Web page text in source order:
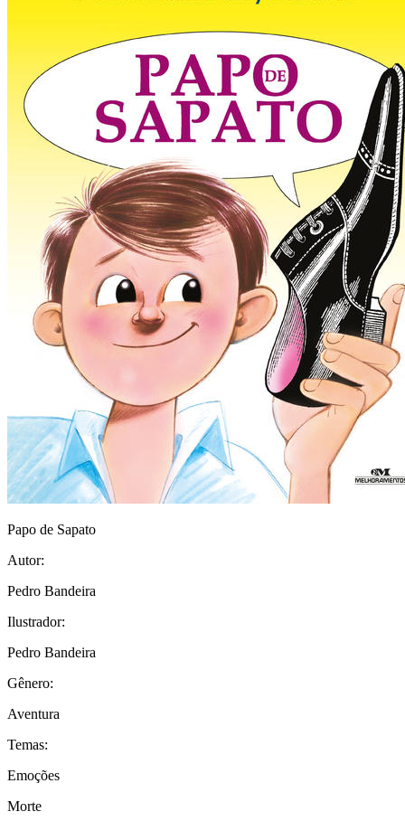
Papo de Sapato
Autor:
Pedro Bandeira
Ilustrador:
Pedro Bandeira
Gênero:
Aventura
Temas:
Emoções
Morte